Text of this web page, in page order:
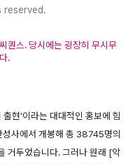
reserved.
퀀스. 당시에는 굉장히 무시무
.
현'이라는 대대적인 홍보에 힘
사에서 개봉해 총 38745명의
거두었습니다. 그러나 원래 [악